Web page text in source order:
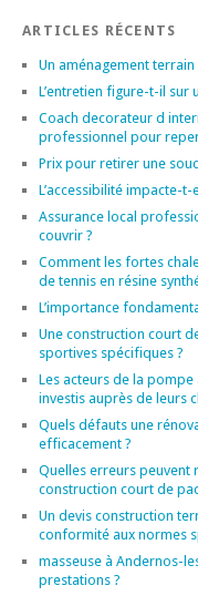
ARTICLES RÉCENTS
Un aménagement
L’entretien figure-t-il sur
Coach decorateur d
professionnel pour
Prix pour retirer une
L’accessibilité impacte-
Assurance local
couvrir ?
Comment les fortes
de tennis en résine
L’importance
Une construction court
sportives spécifiques ?
Les acteurs de la pompe
investis auprès de leurs
Quels défauts une
efficacement ?
Quelles erreurs
construction court de
Un devis construction
conformité aux normes
masseuse à Andernos-
prestations ?